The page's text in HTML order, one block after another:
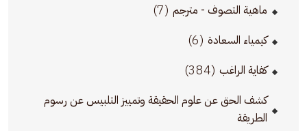
ماهية التصوف - مترجم (7)
كيمياء السعادة (6)
كفاية الراغب (384)
كشف الحق عن علوم الحقيقة وتمييز التلبيس عن رسوم
الطريقة